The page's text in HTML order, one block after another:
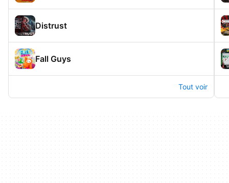
Distrust
Fall Guys
Tout voir